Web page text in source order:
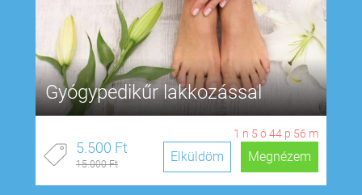
Gyógypedikűr lakkozással
1 n 5 ó44 p 55 m
5.500 Ft
15.000 Ft Megnézem
Elküldöm